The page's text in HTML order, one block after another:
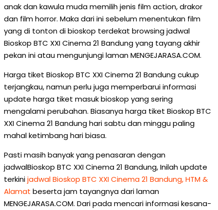
anak dan kawula muda memilih jenis film action, drakor
dan film horror. Maka dari ini sebelum menentukan film
yang di tonton di bioskop terdekat browsing jadwal
Bioskop BTC XXI Cinema 21 Bandung yang tayang akhir
pekan ini atau mengunjungi laman MENGEJARASA.COM.
Harga tiket Bioskop BTC XXI Cinema 21 Bandung cukup
terjangkau, namun perlu juga memperbarui informasi
update harga tiket masuk bioskop yang sering
mengalami perubahan. Biasanya harga tiket Bioskop BTC
XXI Cinema 21 Bandung hari sabtu dan minggu paling
mahal ketimbang hari biasa.
Pasti masih banyak yang penasaran dengan
jadwalBioskop BTC XXI Cinema 21 Bandung, Inilah update
terkinijadwal Bioskop BTC XXI Cinema 21 Bandung, HTM &
Alamat beserta jam tayangnya dari laman
MENGEJARASA.COM. Dari pada mencari informasi kesana-